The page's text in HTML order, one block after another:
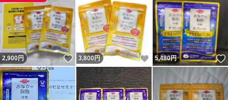
2,900円 いいね！
3,800円 いいね！
5,480円